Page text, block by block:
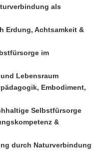
als
Erdung, Achtsamkeit &
im
Lebensraum
Embodiment,
Selbstfürsorge
&
durch Naturverbindung